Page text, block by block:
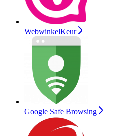
WebwinkelKeur
Google Safe Browsing